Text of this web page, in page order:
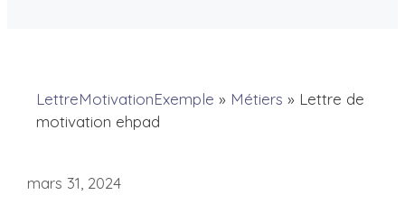
LettreMotivationExemple » Métiers » Lettre de
motivation ehpad
mars 31, 2024